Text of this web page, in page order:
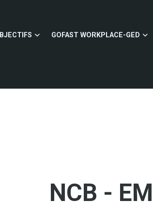
GOFAST WORKPLACE-GED
NCB -